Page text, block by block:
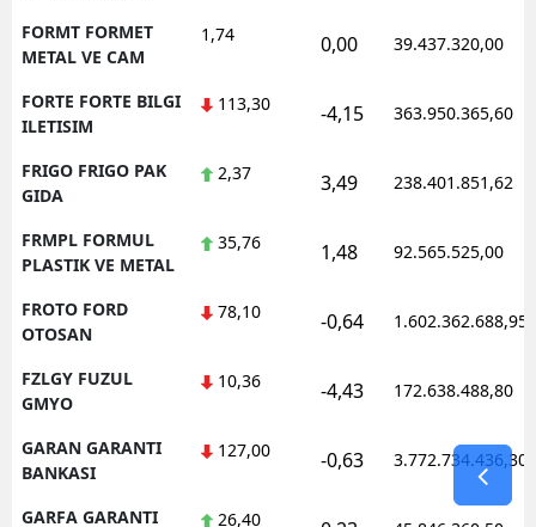
FORMT FORMET
METAL VE CAM
1,74 0,00 39.437.320,00
FORTE FORTE BILGI
ILETISIM
113,30 -4,15 363.950.365,60
FRIGO FRIGO PAK
GIDA
2,37 3,49 238.401.851,62
FRMPL FORMUL
PLASTIK VE METAL
35,76 1,48 92.565.525,00
FROTO FORD
OTOSAN
78,10 -0,64 1.602.362.688,95
FZLGY FUZUL
GMYO
10,36 -4,43 172.638.488,80
GARAN GARANTI
BANKASI
127,00 -0,63 3.772.734.436,30
GARFA GARANTI 26,40